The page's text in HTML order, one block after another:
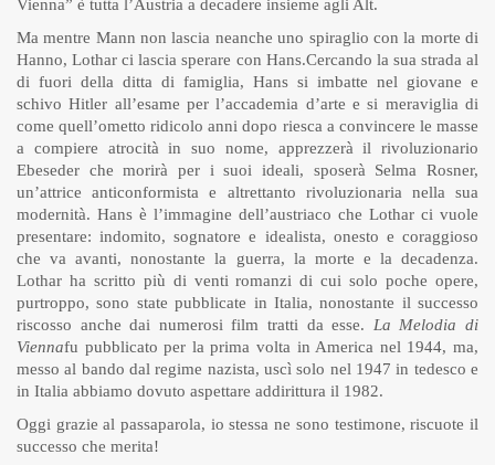
Vienna” è tutta l’Austria a decadere insieme agli Alt.
Ma mentre Mann non lascia neanche uno spiraglio con la morte di
Hanno, Lothar ci lascia sperare con Hans.Cercando la sua strada al
di fuori della ditta di famiglia, Hans si imbatte nel giovane e
schivo Hitler all’esame per l’accademia d’arte e si meraviglia di
come quell’ometto ridicolo anni dopo riesca a convincere le masse
a compiere atrocità in suo nome, apprezzerà il rivoluzionario
Ebeseder che morirà per i suoi ideali, sposerà Selma Rosner,
un’attrice anticonformista e altrettanto rivoluzionaria nella sua
modernità. Hans è l’immagine dell’austriaco che Lothar ci vuole
presentare: indomito, sognatore e idealista, onesto e coraggioso
che va avanti, nonostante la guerra, la morte e la decadenza.
Lothar ha scritto più di venti romanzi di cui solo poche opere,
purtroppo, sono state pubblicate in Italia, nonostante il successo
riscosso anche dai numerosi film tratti da esse. La Melodia di
Viennafu pubblicato per la prima volta in America nel 1944, ma,
messo al bando dal regime nazista, uscì solo nel 1947 in tedesco e
in Italia abbiamo dovuto aspettare addirittura il 1982.
Oggi grazie al passaparola, io stessa ne sono testimone, riscuote il
successo che merita!